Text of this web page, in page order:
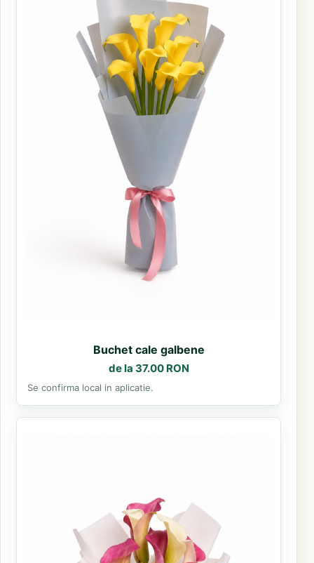
Buchet cale galbene
de la 37.00 RON
Se confirma local in aplicatie.